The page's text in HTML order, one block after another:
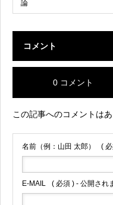
論
コメント
0 コメント
この記事へのコメントはあ
名前（例：山田 太郎） (
E-MAIL ( 必須 ) - 公開され